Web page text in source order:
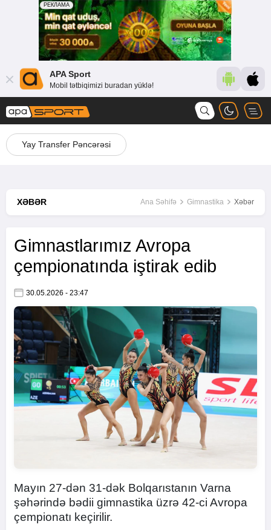
APA Sport
Mobil tətbiqimizi buradan yüklə!
Yay Transfer Pəncərəsi
XƏBƏR Ana Səhifə Gimnastika Xəbər
Gimnastlarımız Avropa
çempionatında iştirak edib
30.05.2026 - 23:47
Mayın 27-dən 31-dək Bolqarıstanın Varna
şəhərində bədii gimnastika üzrə 42-ci Avropa
çempionatı keçirilir.